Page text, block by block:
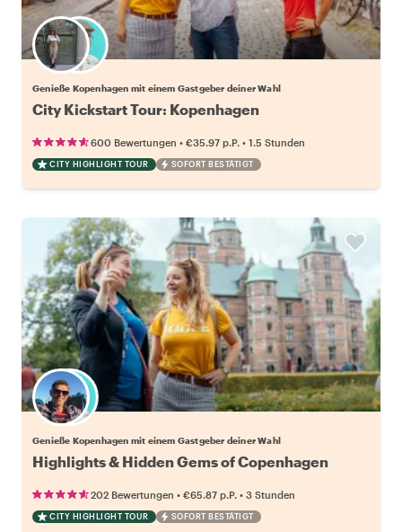
Wähle deinen Lieblingsgastgeber
Genieße Kopenhagen mit einem Gastgeber deiner Wahl
City Kickstart Tour: Kopenhagen
600 Bewertungen • €35.97 p.P. • 1.5 Stunden
CITY HIGHLIGHT TOUR SOFORT BESTÄTIGT
Wähle deinen Lieblingsgastgeber
Genieße Kopenhagen mit einem Gastgeber deiner Wahl
Highlights & Hidden Gems of Copenhagen
202 Bewertungen • €65.87 p.P. • 3 Stunden
CITY HIGHLIGHT TOUR SOFORT BESTÄTIGT